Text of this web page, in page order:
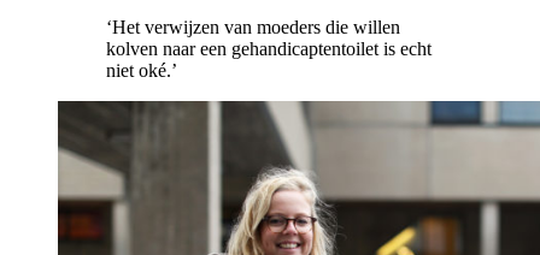
‘Het verwijzen van moeders die willen
kolven naar een gehandicaptentoilet is echt
niet oké.’